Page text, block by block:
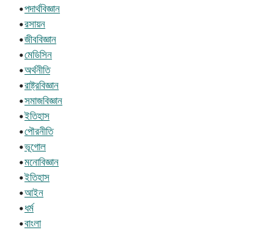
•পদার্থবিজ্ঞান
•রসায়ন
•জীববিজ্ঞান
•মেডিসিন
•অর্থনীতি
•রাষ্ট্রবিজ্ঞান
•সমাজবিজ্ঞান
•ইতিহাস
•পৌরনীতি
•ভূগোল
•মনোবিজ্ঞান
•ইতিহাস
•আইন
•ধর্ম
•বাংলা